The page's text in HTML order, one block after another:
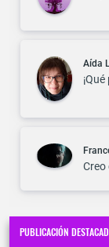
Aída
Creo
PUBLICACIÓN